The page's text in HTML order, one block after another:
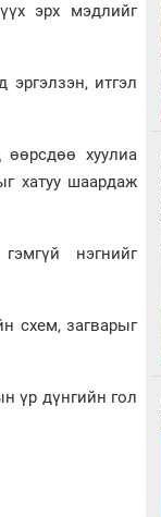
эрх мэдлийг
итгэл
хуулиа
хатуу шаардаж
нэгнийг
схем, загварыг
үр дүнгийн гол